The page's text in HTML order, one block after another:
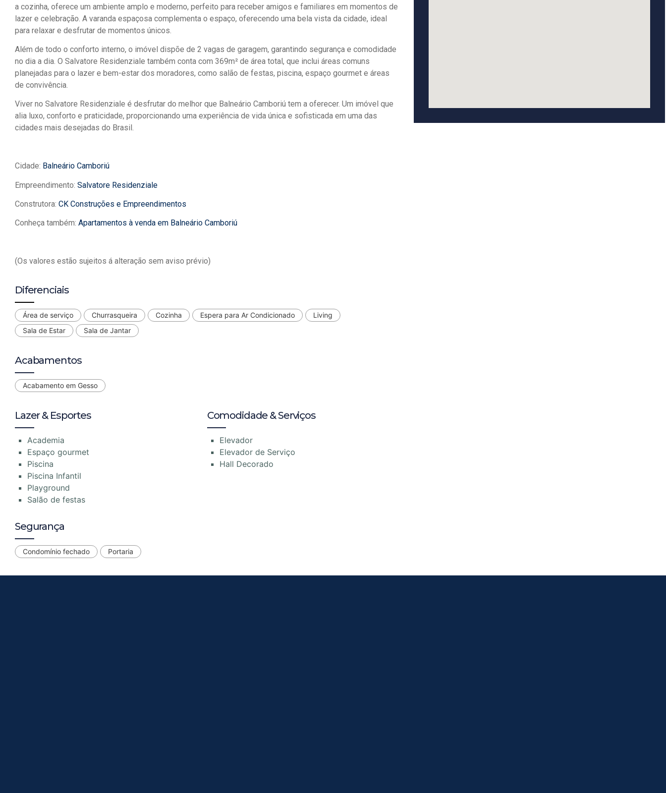
a cozinha, oferece um ambiente amplo e moderno, perfeito para receber amigos e familiares em momentos de
lazer e celebração. A varanda espaçosa complementa o espaço, oferecendo uma bela vista da cidade, ideal
para relaxar e desfrutar de momentos únicos.
Além de todo o conforto interno, o imóvel dispõe de 2 vagas de garagem, garantindo segurança e comodidade
no dia a dia. O Salvatore Residenziale também conta com 369m² de área total, que inclui áreas comuns
planejadas para o lazer e bem-estar dos moradores, como salão de festas, piscina, espaço gourmet e áreas
de convivência.
Viver no Salvatore Residenziale é desfrutar do melhor que Balneário Camboriú tem a oferecer. Um imóvel que
alia luxo, conforto e praticidade, proporcionando uma experiência de vida única e sofisticada em uma das
cidades mais desejadas do Brasil.
Cidade: Balneário Camboriú
Empreendimento: Salvatore Residenziale
Construtora: CK Construções e Empreendimentos
Conheça também: Apartamentos à venda em Balneário Camboriú
(Os valores estão sujeitos á alteração sem aviso prévio)
Diferenciais
Área de serviço Churrasqueira Cozinha Espera para Ar Condicionado
Living
Sala de Estar
Sala de Jantar
Acabamentos
Acabamento em Gesso
Lazer & Esportes
Academia
Espaço gourmet
Piscina
Piscina Infantil
Playground
Salão de festas
Comodidade & Serviços
Elevador
Elevador de Serviço
Hall Decorado
Segurança
Condomínio fechado Portaria